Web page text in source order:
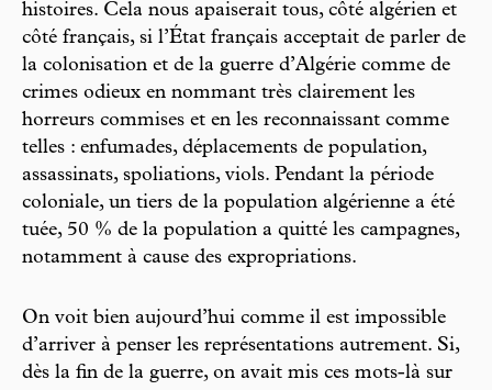
histoires. Cela nous apaiserait tous, côté algérien et
côté français, si l’État français acceptait de parler de
la colonisation et de la guerre d’Algérie comme de
crimes odieux en nommant très clairement les
horreurs commises et en les reconnaissant comme
telles : enfumades, déplacements de population,
assassinats, spoliations, viols. Pendant la période
coloniale, un tiers de la population algérienne a été
tuée, 50 % de la population a quitté les campagnes,
notamment à cause des expropriations.
On voit bien aujourd’hui comme il est impossible
d’arriver à penser les représentations autrement. Si,
dès la fin de la guerre, on avait mis ces mots-là sur